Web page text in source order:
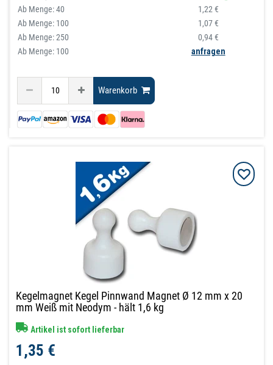
Ab Menge:40
1,22 €
Ab Menge: 100
1,07 €
Ab Menge:250
0,94 €
Ab Menge: 100
anfragen
Warenkorb
Kegelmagnet Kegel Pinnwand Magnet Ø 12 mm x 20
mm Weiß mit Neodym - hält 1,6 kg
Artikel ist sofort lieferbar
1,35 €